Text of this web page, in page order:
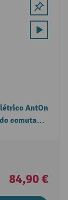
AntOn
comutador
84,90 €